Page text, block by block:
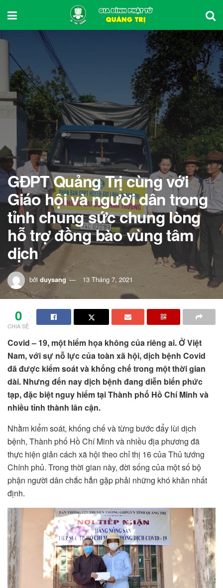
GĐPT Quảng Trị cùng với
Giáo hội và người dân trong
tỉnh chung sức chung lòng
hỗ trợ đồng bào vùng tâm
dịch
bởi duysang 13 Tháng 7, 2021
0
CHIA SẺ
Covid – 19, một hiểm họa không của riêng ai. Ở Việt
Nam, với sự nỗ lực của toàn xã hội, dịch bệnh Covid
đã được kiểm soát và khống chế trong một thời gian
dài. Nhưng đến nay dịch bệnh đang diễn biến phức
tạp, đặc biệt nguy hiểm tại Thành phố Hồ Chí Minh và
nhiều tỉnh thành lân cận.
Nhằm kiểm soát, khống chế và từng bước đẩy lùi dịch
bệnh, Thành phố Hồ Chí Minh và nhiều địa phương đã
thực hiện giản cách xã hội theo chỉ thị 16 của Thủ tướng
Chính phủ. Trong thời gian này, đời sống của một số bộ
phận người dân chắc hẳn gặp phải những khó khăn nhất
định.